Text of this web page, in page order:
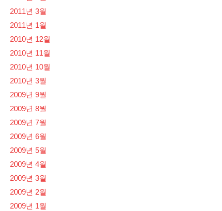
2011년 3월
2011년 1월
2010년 12월
2010년 11월
2010년 10월
2010년 3월
2009년 9월
2009년 8월
2009년 7월
2009년 6월
2009년 5월
2009년 4월
2009년 3월
2009년 2월
2009년 1월